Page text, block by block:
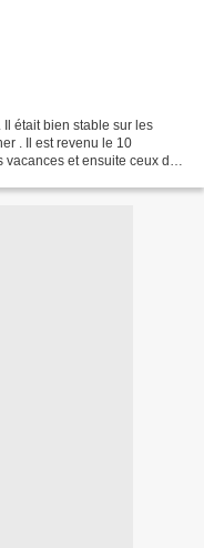
était bien stable sur les
. Il est revenu le 10
et ensuite ceux de